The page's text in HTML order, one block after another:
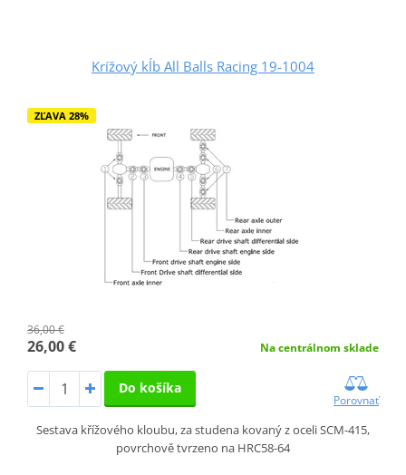
Krížový kĺb All Balls Racing 19-1004
ZĽAVA 28%
36,00 €
26,00 € Na centrálnom sklade
Do košíka
Porovnať
Sestava křížového kloubu, za studena kovaný z oceli SCM-415,
povrchově tvrzeno na HRC58-64